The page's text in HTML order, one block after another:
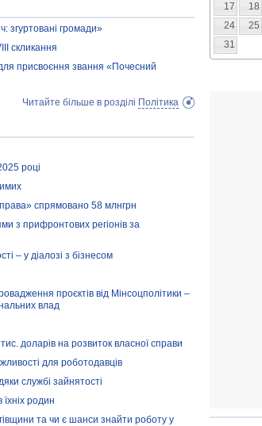
згуртовані громади»
скликання
присвоєння звання «Почесний
Читайте більше в розділі Політика
році
спрямовано 58 млнгрн
з прифронтових регіонів за
– у діалозі з бізнесом
проєктів від Мінсоцполітики –
влад
доларів на розвиток власної справи
для роботодавців
службі зайнятості
родин
та чи є шанси знайти роботу у
17
18
24
25
31